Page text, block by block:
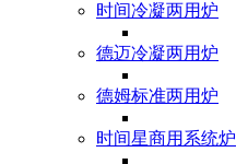
时间冷凝两用炉
德迈冷凝两用炉
德姆标准两用炉
时间星商用系统炉